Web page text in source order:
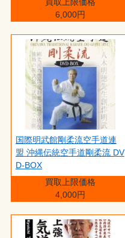
6,000円
国際明武館剛柔流空手道連
盟 沖縄伝統空手道剛柔流 DV
D-BOX
買取上限価格
4,000円